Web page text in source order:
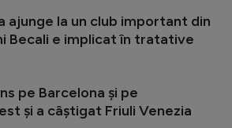
ajunge la un club important din
Becali e implicat în tratative
pe Barcelona și pe
și a câștigat Friuli Venezia